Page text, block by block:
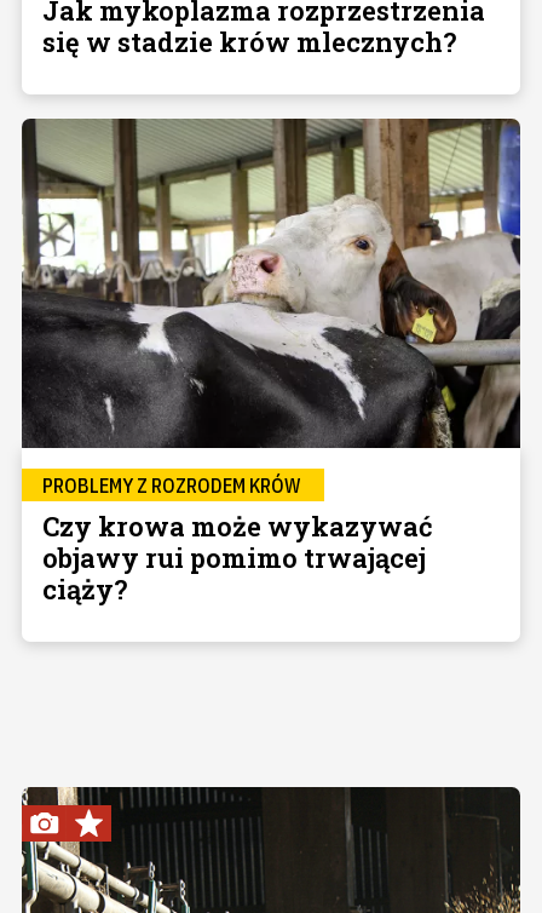
Jak mykoplazma rozprzestrzenia
się w stadzie krów mlecznych?
PROBLEMY Z ROZRODEM KRÓW
Czy krowa może wykazywać
objawy rui pomimo trwającej
ciąży?